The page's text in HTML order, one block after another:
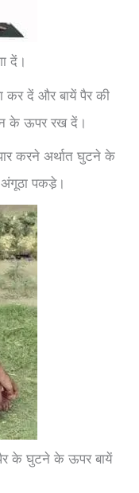
दें।
कर दें और बायें पैर की
के ऊपर रख दें।
करने अर्थात घुटने के
अंगूठा पकडे़।
पैर के घुटने के ऊपर बायें